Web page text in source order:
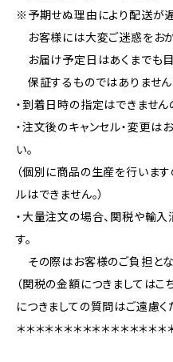
※予期せぬ理由により配送が
お客様には大変ご迷惑をおか
お届け予定日はあくまでも目
保証するものではありません
・到着日時の指定はできません
・注文後のキャンセル・変更は
い。
（個別に商品の生産を行います
ルはできません。）
・大量注文の場合、関税や輸
す。
その際はお客様のご負担とな
（関税の金額につきましては
につきましての質問はご遠慮く
＊＊＊＊＊＊＊＊＊＊＊＊＊＊＊＊